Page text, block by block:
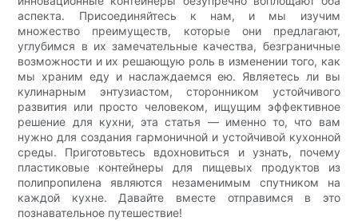
аспекта. Присоединяйтесь к нам, и мы изучим
множество преимуществ, которые они предлагают,
углубимся в их замечательные качества, безграничные
возможности и их решающую роль в изменении того, как
мы храним еду и наслаждаемся ею. Являетесь ли вы
кулинарным энтузиастом, сторонником устойчивого
развития или просто человеком, ищущим эффективное
решение для кухни, эта статья — именно то, что вам
нужно для создания гармоничной и устойчивой кухонной
среды. Приготовьтесь вдохновиться и узнать, почему
пластиковые контейнеры для пищевых продуктов из
полипропилена являются незаменимым спутником на
каждой кухне. Давайте вместе отправимся в это
познавательное путешествие!